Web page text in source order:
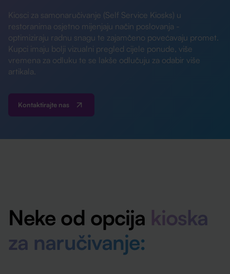
Kiosci za samonaručivanje (Self Service Kiosks) u
restoranima osjetno mijenjaju način poslovanja -
optimiziraju radnu snagu te zajamčeno povećavaju promet.
Kupci imaju bolji vizualni pregled cijele ponude, više
vremena za odluku te se lakše odlučuju za odabir više
artikala.
Kontaktirajte nas
Neke od opcija kioska
za naručivanje: